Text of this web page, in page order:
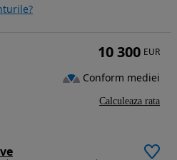
10 300 EUR
Conform mediei
Calculeaza rata